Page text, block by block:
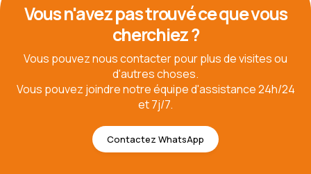
Vous n'avez pas trouvé ce que vous
cherchiez ?
Vous pouvez nous contacter pour plus de visites ou
d'autres choses.
Vous pouvez joindre notre équipe d'assistance 24h/24
et 7j/7.
Contactez WhatsApp